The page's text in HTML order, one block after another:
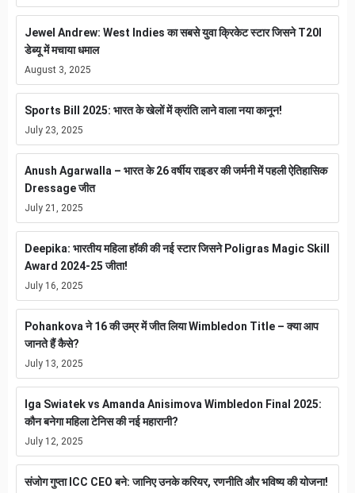
Jewel Andrew: West Indies का सबसे युवा क्रिकेट स्टार जिसने T20I
डेब्यू में मचाया धमाल
August 3, 2025
Sports Bill 2025: भारत के खेलों में क्रांति लाने वाला नया कानून!
July 23, 2025
Anush Agarwalla – भारत के 26 वर्षीय राइडर की जर्मनी में पहली ऐतिहासिक
Dressage जीत
July 21, 2025
Deepika: भारतीय महिला हॉकी की नई स्टार जिसने Poligras Magic Skill
Award 2024-25 जीता!
July 16, 2025
Pohankova ने 16 की उम्र में जीत लिया Wimbledon Title – क्या आप
जानते हैं कैसे?
July 13, 2025
Iga Swiatek vs Amanda Anisimova Wimbledon Final 2025:
कौन बनेगा महिला टेनिस की नई महारानी?
July 12, 2025
संजोग गुप्ता ICC CEO बने: जानिए उनके करियर, रणनीति और भविष्य की योजना!